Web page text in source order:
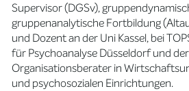
Supervisor (DGSv),
gruppenanalytische Fortbildung
und Dozent an der Uni Kassel, bei
für Psychoanalyse Düsseldorf und
Organisationsberater in
und psychosozialen Einrichtungen.